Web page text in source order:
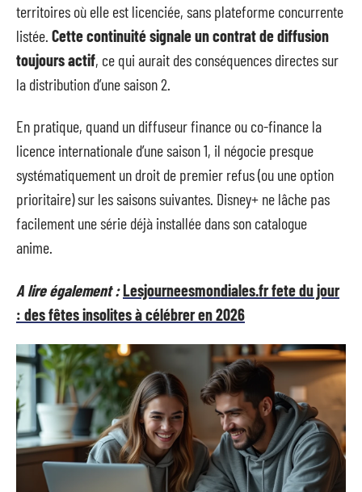
territoires où elle est licenciée, sans plateforme concurrente
listée. Cette continuité signale un contrat de diffusion
toujours actif, ce qui aurait des conséquences directes sur
la distribution d’une saison 2.
En pratique, quand un diffuseur finance ou co-finance la
licence internationale d’une saison 1, il négocie presque
systématiquement un droit de premier refus (ou une option
prioritaire) sur les saisons suivantes. Disney+ ne lâche pas
facilement une série déjà installée dans son catalogue
anime.
A lire également :Lesjourneesmondiales.fr fete du jour
: des fêtes insolites à célébrer en 2026